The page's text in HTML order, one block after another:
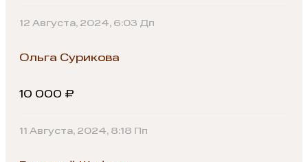
12 Августа, 2024, 6:03 Дп
Ольга Сурикова
10 000 ₽
11 Августа, 2024, 8:18 Пп